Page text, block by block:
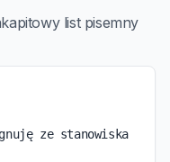
list pisemny
ze stanowiska